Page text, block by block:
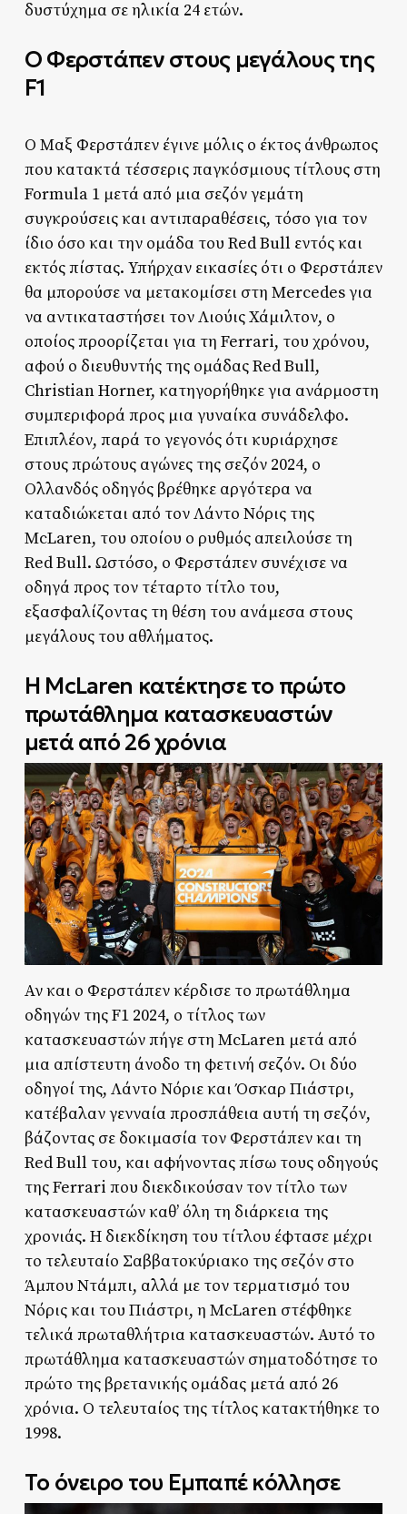
δυστύχημα σε ηλικία 24 ετών.
Ο Φερστάπεν στους μεγάλους της
F1
Ο Μαξ Φερστάπεν έγινε μόλις ο έκτος άνθρωπος
που κατακτά τέσσερις παγκόσμιους τίτλους στη
Formula 1 μετά από μια σεζόν γεμάτη
συγκρούσεις και αντιπαραθέσεις, τόσο για τον
ίδιο όσο και την ομάδα του Red Bull εντός και
εκτός πίστας. Υπήρχαν εικασίες ότι ο Φερστάπεν
θα μπορούσε να μετακομίσει στη Mercedes για
να αντικαταστήσει τον Λιούις Χάμιλτον, ο
οποίος προορίζεται για τη Ferrari, του χρόνου,
αφού ο διευθυντής της ομάδας Red Bull,
Christian Horner, κατηγορήθηκε για ανάρμοστη
συμπεριφορά προς μια γυναίκα συνάδελφο.
Επιπλέον, παρά το γεγονός ότι κυριάρχησε
στους πρώτους αγώνες της σεζόν 2024, ο
Ολλανδός οδηγός βρέθηκε αργότερα να
καταδιώκεται από τον Λάντο Νόρις της
McLaren, του οποίου ο ρυθμός απειλούσε τη
Red Bull. Ωστόσο, ο Φερστάπεν συνέχισε να
οδηγά προς τον τέταρτο τίτλο του,
εξασφαλίζοντας τη θέση του ανάμεσα στους
μεγάλους του αθλήματος.
Η McLaren κατέκτησε το πρώτο
πρωτάθλημα κατασκευαστών
μετά από 26 χρόνια
Αν και ο Φερστάπεν κέρδισε το πρωτάθλημα
οδηγών της F1 2024, ο τίτλος των
κατασκευαστών πήγε στη McLaren μετά από
μια απίστευτη άνοδο τη φετινή σεζόν. Οι δύο
οδηγοί της, Λάντο Νόριε και Όσκαρ Πιάστρι,
κατέβαλαν γενναία προσπάθεια αυτή τη σεζόν,
βάζοντας σε δοκιμασία τον Φερστάπεν και τη
Red Bull του, και αφήνοντας πίσω τους οδηγούς
της Ferrari που διεκδικούσαν τον τίτλο των
κατασκευαστών καθ’ όλη τη διάρκεια της
χρονιάς. Η διεκδίκηση του τίτλου έφτασε μέχρι
το τελευταίο Σαββατοκύριακο της σεζόν στο
Άμπου Ντάμπι, αλλά με τον τερματισμό του
Νόρις και του Πιάστρι, η McLaren στέφθηκε
τελικά πρωταθλήτρια κατασκευαστών. Αυτό το
πρωτάθλημα κατασκευαστών σηματοδότησε το
πρώτο της βρετανικής ομάδας μετά από 26
χρόνια. Ο τελευταίος της τίτλος κατακτήθηκε το
1998.
Το όνειρο του Εμπαπέ κόλλησε